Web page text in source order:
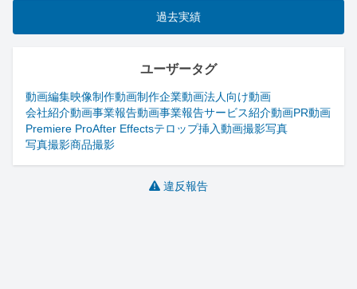
過去実績
ユーザータグ
動画編集映像制作動画制作企業動画法人向け動画
会社紹介動画事業報告動画事業報告サービス紹介動画PR動画
Premiere ProAfter Effectsテロップ挿入動画撮影写真
写真撮影商品撮影
違反報告